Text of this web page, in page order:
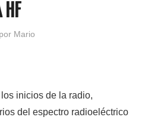
HF
por Mario
inicios de la radio,
del espectro radioeléctrico